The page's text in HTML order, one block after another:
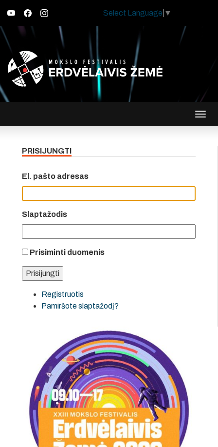
Select Language ▼
PRISIJUNGTI
El. pašto adresas
Slaptažodis
Prisiminti duomenis
Registruotis
Pamiršote slaptažodį?